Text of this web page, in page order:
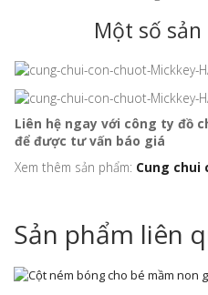
Một số
Liên hệ ngay với công ty đồ
để được tư vấn báo giá
Xem thêm sản phẩm: Cung chui
Sản phẩm liên